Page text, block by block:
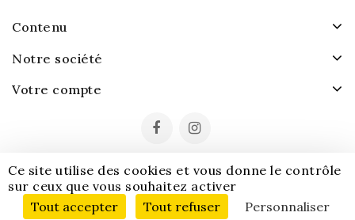
Contenu
Notre société
Votre compte
© 2026 - Logiciel de commerce électronique par
Ce site utilise des cookies et vous donne le contrôle
sur ceux que vous souhaitez activer
Tout accepter
Tout refuser Personnaliser